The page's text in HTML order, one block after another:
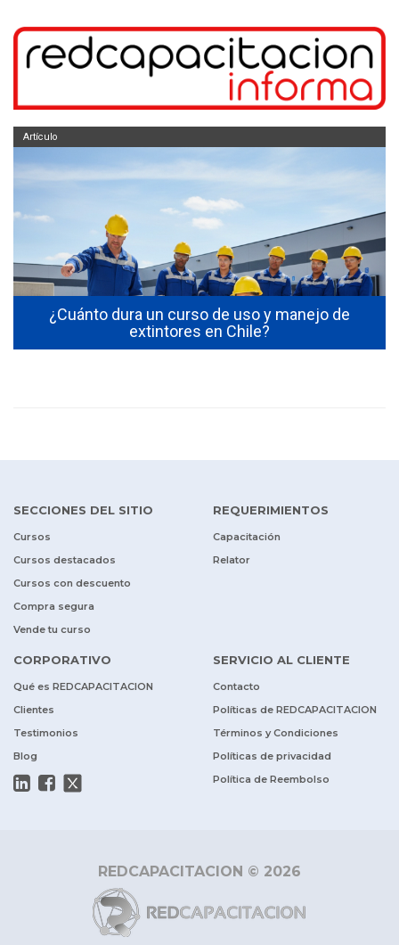
¿Cuánto dura un curso de uso y manejo de
extintores en Chile?
Artículo
SECCIONES DEL SITIO
Cursos
Cursos destacados
Cursos con descuento
Compra segura
Vende tu curso
REQUERIMIENTOS
Capacitación
Relator
CORPORATIVO
Qué es REDCAPACITACION
Clientes
Testimonios
Blog
SERVICIO AL CLIENTE
Contacto
Políticas de REDCAPACITACION
Términos y Condiciones
Políticas de privacidad
Política de Reembolso
REDCAPACITACION © 2026